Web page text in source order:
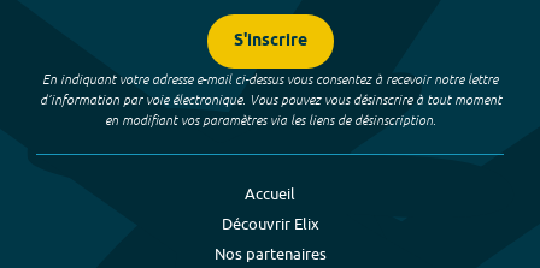
S'inscrire
En indiquant votre adresse e-mail ci-dessus vous consentez à recevoir notre lettre
d’information par voie électronique. Vous pouvez vous désinscrire à tout moment
en modifiant vos paramètres via les liens de désinscription.
Accueil
Découvrir Elix
Nos partenaires